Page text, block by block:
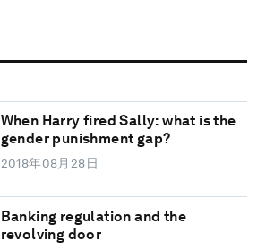
When Harry fired Sally: what is the
gender punishment gap?
2018年08月28日
Banking regulation and the
revolving door